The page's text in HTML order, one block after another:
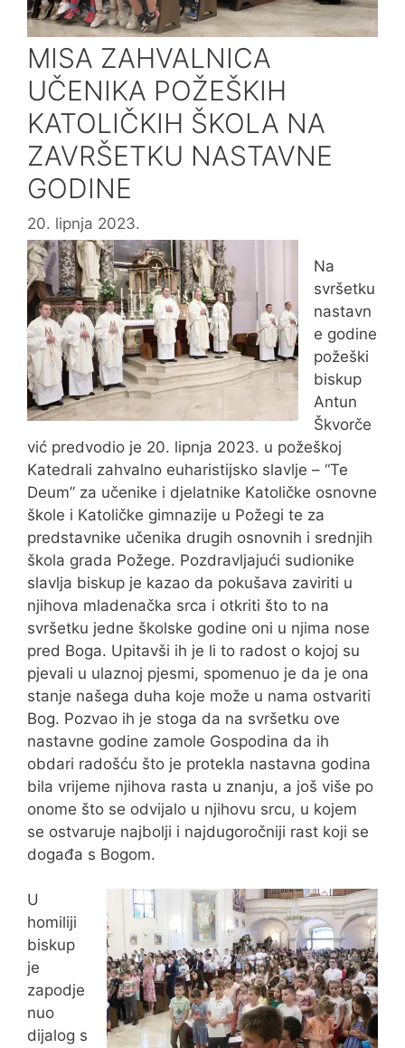
MISA ZAHVALNICA
UČENIKA POŽEŠKIH
KATOLIČKIH ŠKOLA NA
ZAVRŠETKU NASTAVNE
GODINE
20. lipnja 2023.
Na
svršetku
nastavn
e godine
požeški
biskup
Antun
Škvorče
vić predvodio je 20. lipnja 2023. u požeškoj
Katedrali zahvalno euharistijsko slavlje – “Te
Deum” za učenike i djelatnike Katoličke osnovne
škole i Katoličke gimnazije u Požegi te za
predstavnike učenika drugih osnovnih i srednjih
škola grada Požege. Pozdravljajući sudionike
slavlja biskup je kazao da pokušava zaviriti u
njihova mladenačka srca i otkriti što to na
svršetku jedne školske godine oni u njima nose
pred Boga. Upitavši ih je li to radost o kojoj su
pjevali u ulaznoj pjesmi, spomenuo je da je ona
stanje našega duha koje može u nama ostvariti
Bog. Pozvao ih je stoga da na svršetku ove
nastavne godine zamole Gospodina da ih
obdari radošću što je protekla nastavna godina
bila vrijeme njihova rasta u znanju, a još više po
onome što se odvijalo u njihovu srcu, u kojem
se ostvaruje najbolji i najdugoročniji rast koji se
događa s Bogom.
U
homiliji
biskup
je
zapodje
nuo
dijalog s